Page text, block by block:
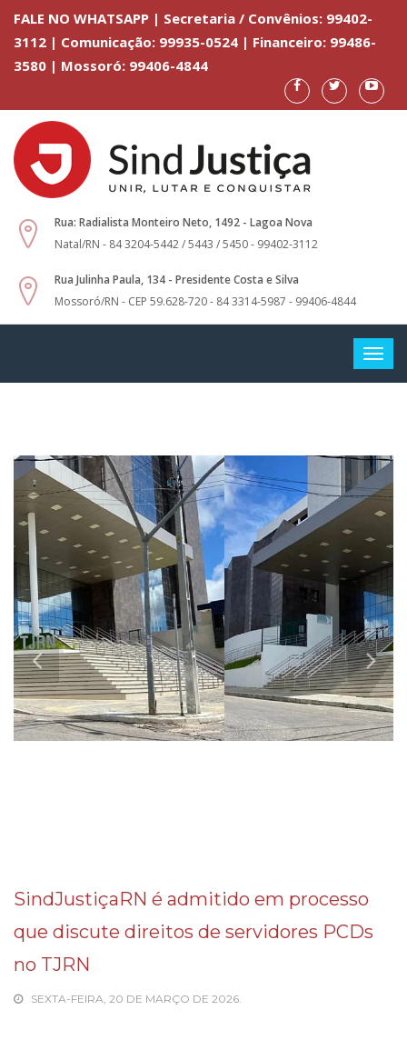
FALE NO WHATSAPP | Secretaria / Convênios: 99402-
3112 | Comunicação: 99935-0524 | Financeiro: 99486-
3580 | Mossoró: 99406-4844
Rua: Radialista Monteiro Neto, 1492 - Lagoa Nova
Natal/RN - 84 3204-5442 / 5443 / 5450 - 99402-3112
Rua Julinha Paula, 134 - Presidente Costa e Silva
Mossoró/RN - CEP 59.628-720 - 84 3314-5987 - 99406-4844
SindJustiçaRN é admitido em processo
que discute direitos de servidores PCDs
no TJRN
SEXTA-FEIRA, 20 DE MARÇO DE 2026.